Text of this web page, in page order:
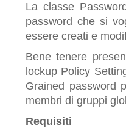
La classe
password che si
essere creati e
Bene tenere
lockup Policy
Grained password
membri di gruppi
Requisiti